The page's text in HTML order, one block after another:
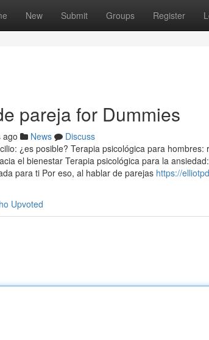
New Submit Groups Register
pareja for Dummies
ago News
Discuss
¿es posible? Terapia psicológica para
el bienestar Terapia psicológica para la
para ti Por eso, al hablar de parejas https://
Upvoted